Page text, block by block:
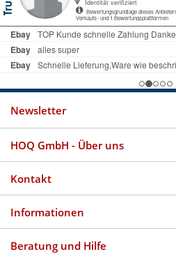
Newsletter
HOQ GmbH - Über uns
Kontakt
Informationen
Beratung und Hilfe